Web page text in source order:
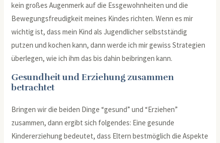
kein großes Augenmerk auf die Essgewohnheiten und die
Bewegungsfreudigkeit meines Kindes richten. Wenn es mir
wichtig ist, dass mein Kind als Jugendlicher selbstständig
putzen und kochen kann, dann werde ich mir gewiss Strategien
überlegen, wie ich ihm das bis dahin beibringen kann.
Gesundheit und Erziehung zusammen
betrachtet
Bringen wir die beiden Dinge “gesund” und “Erziehen”
zusammen, dann ergibt sich folgendes: Eine gesunde
Kindererziehung bedeutet, dass Eltern bestmöglich die Aspekte